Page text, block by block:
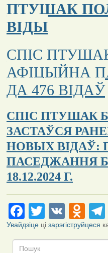
ПТУШАК
ВІДЫ
СПІС
АФІЦЫЙНА
ДА 476 ВІДАЎ
СПІС ПТУШАК
ЗАСТАЎСЯ
НОВЫХ ВІДАЎ:
ПАСЕДЖАННЯ
18.12.2024 Г.
Facebook
Twitter
VK
Увайдзіцеці зарэгіструйцеся